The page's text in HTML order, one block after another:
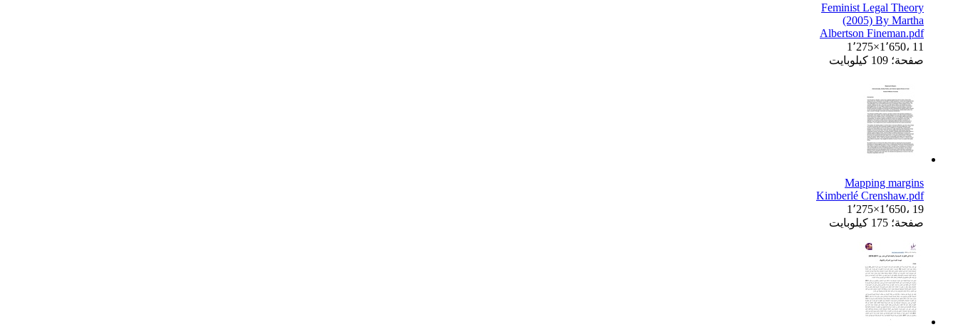
Feminist Legal Theory
(2005) By Martha
Albertson Fineman.pdf
1٬275×1٬650، 11
صفحة؛ 109 كيلوبايت
Mapping margins
Kimberlé Crenshaw.pdf
1٬275×1٬650، 19
صفحة؛ 175 كيلوبايت